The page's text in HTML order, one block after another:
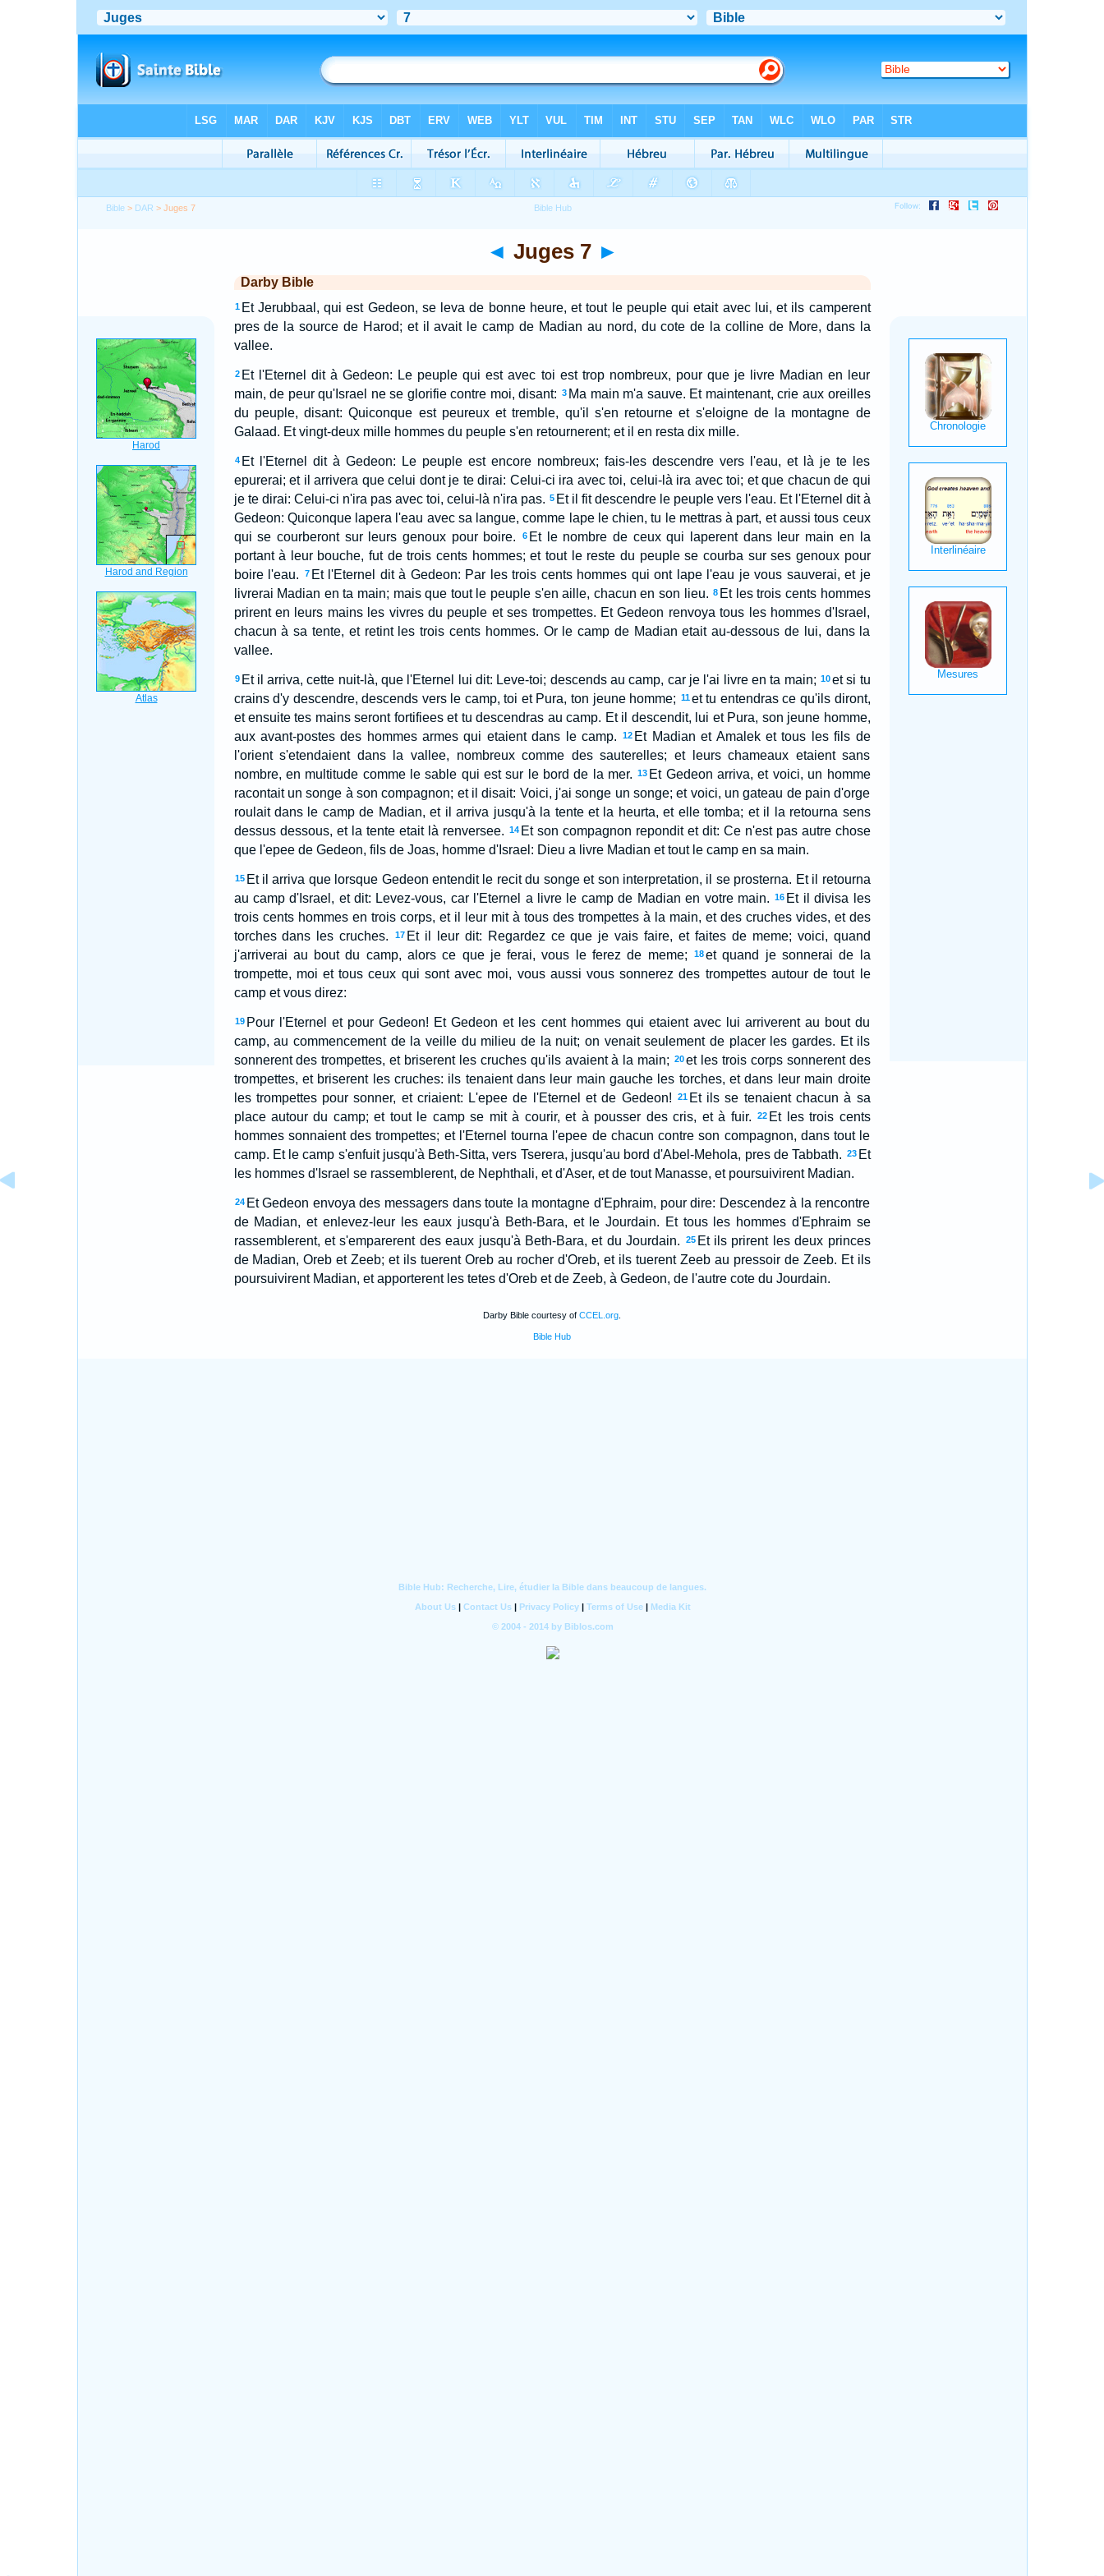
Bible > DAR > Juges 7
◄ Juges 7 ►
Darby Bible
1 Et Jerubbaal, qui est Gedeon, se leva de bonne heure, et tout le peuple qui etait avec lui, et ils camperent
pres de la source de Harod; et il avait le camp de Madian au nord, du cote de la colline de More, dans la
vallee.
2 Et l'Eternel dit à Gedeon: Le peuple qui est avec toi est trop nombreux, pour que je livre Madian en leur
main, de peur qu'Israel ne se glorifie contre moi, disant: 3 Ma main m'a sauve. Et maintenant, crie aux oreilles
du peuple, disant: Quiconque est peureux et tremble, qu'il s'en retourne et s'eloigne de la montagne de
Galaad. Et vingt-deux mille hommes du peuple s'en retournerent; et il en resta dix mille.
4 Et l'Eternel dit à Gedeon: Le peuple est encore nombreux; fais-les descendre vers l'eau, et là je te les
epurerai; et il arrivera que celui dont je te dirai: Celui-ci ira avec toi, celui-là ira avec toi; et que chacun de qui
je te dirai: Celui-ci n'ira pas avec toi, celui-là n'ira pas. 5 Et il fit descendre le peuple vers l'eau. Et l'Eternel dit à
Gedeon: Quiconque lapera l'eau avec sa langue, comme lape le chien, tu le mettras à part, et aussi tous ceux
qui se courberont sur leurs genoux pour boire.
6 Et le nombre de ceux qui laperent dans leur main en la
portant à leur bouche, fut de trois cents hommes; et tout le reste du peuple se courba sur ses genoux pour
boire l'eau.
7 Et l'Eternel dit à Gedeon: Par les trois cents hommes qui ont lape l'eau je vous sauverai, et je
livrerai Madian en ta main; mais que tout le peuple s'en aille, chacun en son lieu. 8 Et les trois cents hommes
prirent en leurs mains les vivres du peuple et ses trompettes. Et Gedeon renvoya tous les hommes d'Israel,
chacun à sa tente, et retint les trois cents hommes. Or le camp de Madian etait au-dessous de lui, dans la
vallee.
9 Et il arriva, cette nuit-là, que l'Eternel lui dit: Leve-toi; descends au camp, car je l'ai livre en ta main; 10et si tu
crains d'y descendre, descends vers le camp, toi et Pura, ton jeune homme; 11et tu entendras ce qu'ils diront,
et ensuite tes mains seront fortifiees et tu descendras au camp. Et il descendit, lui et Pura, son jeune homme,
aux avant-postes des hommes armes qui etaient dans le camp.
12 Et Madian et Amalek et tous les fils de
l'orient s'etendaient dans la vallee, nombreux comme des sauterelles; et leurs chameaux etaient sans
nombre, en multitude comme le sable qui est sur le bord de la mer.
13 Et Gedeon arriva, et voici, un homme
racontait un songe à son compagnon; et il disait: Voici, j'ai songe un songe; et voici, un gateau de pain d'orge
roulait dans le camp de Madian, et il arriva jusqu'à la tente et la heurta, et elle tomba; et il la retourna sens
dessus dessous, et la tente etait là renversee. 14 Et son compagnon repondit et dit: Ce n'est pas autre chose
que l'epee de Gedeon, fils de Joas, homme d'Israel: Dieu a livre Madian et tout le camp en sa main.
15 Et il arriva que lorsque Gedeon entendit le recit du songe et son interpretation, il se prosterna. Et il retourna
au camp d'Israel, et dit: Levez-vous, car l'Eternel a livre le camp de Madian en votre main.
16 Et il divisa les
trois cents hommes en trois corps, et il leur mit à tous des trompettes à la main, et des cruches vides, et des
torches dans les cruches.
17 Et il leur dit: Regardez ce que je vais faire, et faites de meme; voici, quand
j'arriverai au bout du camp, alors ce que je ferai, vous le ferez de meme;
18et quand je sonnerai de la
trompette, moi et tous ceux qui sont avec moi, vous aussi vous sonnerez des trompettes autour de tout le
camp et vous direz:
19 Pour l'Eternel et pour Gedeon! Et Gedeon et les cent hommes qui etaient avec lui arriverent au bout du
camp, au commencement de la veille du milieu de la nuit; on venait seulement de placer les gardes. Et ils
sonnerent des trompettes, et briserent les cruches qu'ils avaient à la main; 20et les trois corps sonnerent des
trompettes, et briserent les cruches: ils tenaient dans leur main gauche les torches, et dans leur main droite
les trompettes pour sonner, et criaient: L'epee de l'Eternel et de Gedeon!
21 Et ils se tenaient chacun à sa
place autour du camp; et tout le camp se mit à courir, et à pousser des cris, et à fuir.
22 Et les trois cents
hommes sonnaient des trompettes; et l'Eternel tourna l'epee de chacun contre son compagnon, dans tout le
camp. Et le camp s'enfuit jusqu'à Beth-Sitta, vers Tserera, jusqu'au bord d'Abel-Mehola, pres de Tabbath. 23 Et
les hommes d'Israel se rassemblerent, de Nephthali, et d'Aser, et de tout Manasse, et poursuivirent Madian.
24 Et Gedeon envoya des messagers dans toute la montagne d'Ephraim, pour dire: Descendez à la rencontre
de Madian, et enlevez-leur les eaux jusqu'à Beth-Bara, et le Jourdain. Et tous les hommes d'Ephraim se
rassemblerent, et s'emparerent des eaux jusqu'à Beth-Bara, et du Jourdain.
25 Et ils prirent les deux princes
de Madian, Oreb et Zeeb; et ils tuerent Oreb au rocher d'Oreb, et ils tuerent Zeeb au pressoir de Zeeb. Et ils
poursuivirent Madian, et apporterent les tetes d'Oreb et de Zeeb, à Gedeon, de l'autre cote du Jourdain.
Darby Bible courtesy of CCEL.org
Bible Hub